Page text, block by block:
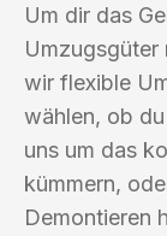
Um dir das
Umzugsgüter
wir flexible
wählen, ob
uns um das
kümmern,
Demontieren